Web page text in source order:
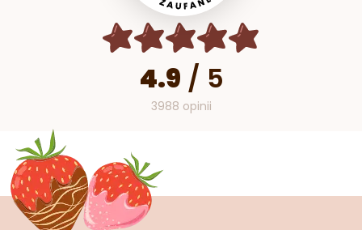
4.9 / 5
3988 opinii